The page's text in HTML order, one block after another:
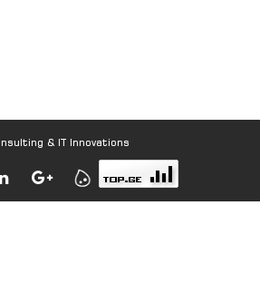
& IT Innovations